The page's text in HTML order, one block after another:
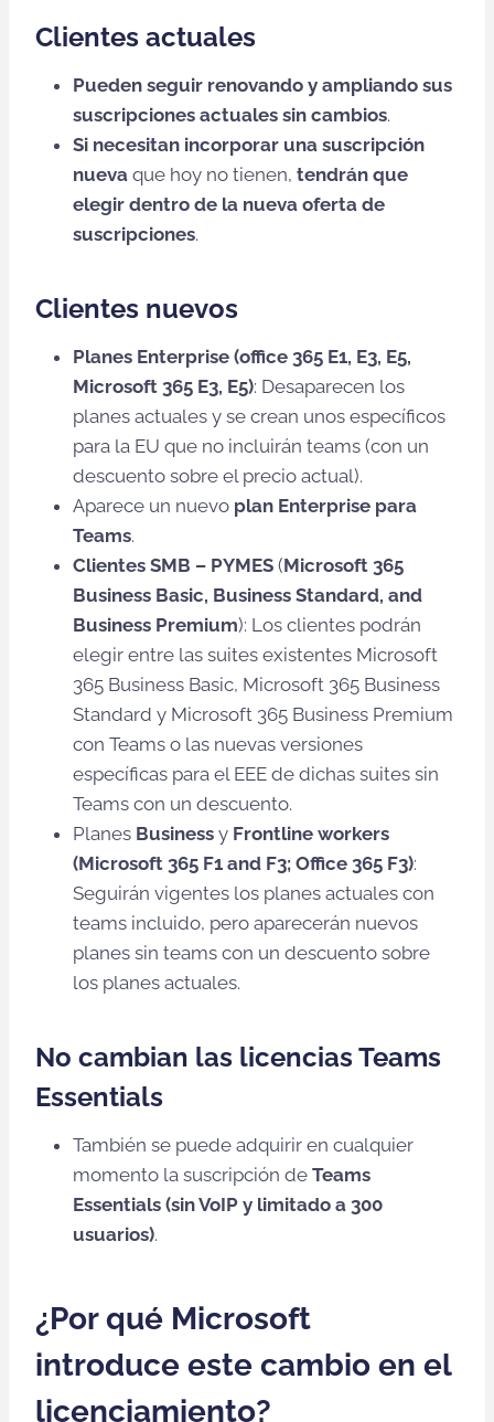
Clientes actuales
Pueden seguir renovando y ampliando sus
suscripciones actuales sin cambios.
Si necesitan incorporar una suscripción
nueva que hoy no tienen, tendrán que
elegir dentro de la nueva oferta de
suscripciones.
Clientes nuevos
Planes Enterprise (office 365 E1, E3, E5,
Microsoft 365 E3, E5): Desaparecen los
planes actuales y se crean unos específicos
para la EU que no incluirán teams (con un
descuento sobre el precio actual).
Aparece un nuevo plan Enterprise para
Teams.
Clientes SMB – PYMES (Microsoft 365
Business Basic, Business Standard, and
Business Premium): Los clientes podrán
elegir entre las suites existentes Microsoft
365 Business Basic, Microsoft 365 Business
Standard y Microsoft 365 Business Premium
con Teams o las nuevas versiones
específicas para el EEE de dichas suites sin
Teams con un descuento.
Planes Business y Frontline workers
(Microsoft 365 F1 and F3; Office 365 F3):
Seguirán vigentes los planes actuales con
teams incluido, pero aparecerán nuevos
planes sin teams con un descuento sobre
los planes actuales.
No cambian las licencias Teams
Essentials
También se puede adquirir en cualquier
momento la suscripción de Teams
Essentials (sin VoIP y limitado a 300
usuarios).
¿Por qué Microsoft
introduce este cambio en el
licenciamiento?